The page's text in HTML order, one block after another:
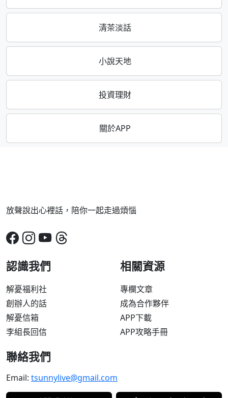
清茶淡話
小說天地
投資理財
關於APP
放聲說出心裡話，陪你一起走過煩惱
認識我們
解憂福利社
創辦人的話
解憂信箱
李組長回信
相關資源
專欄文章
成為合作夥伴
APP下載
APP攻略手冊
聯絡我們
Email: tsunnylive@gmail.com